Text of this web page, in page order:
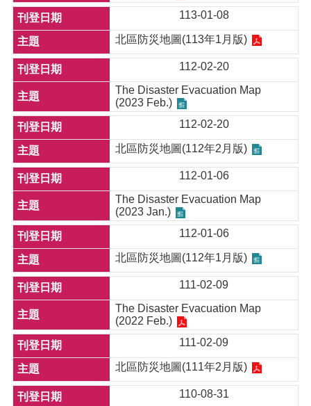
113-01-08
北區防災地圖(113年1月版)
112-02-20
The Disaster Evacuation Map
(2023 Feb.)
112-02-20
北區防災地圖(112年2月版)
112-01-06
The Disaster Evacuation Map
(2023 Jan.)
112-01-06
北區防災地圖(112年1月版)
111-02-09
The Disaster Evacuation Map
(2022 Feb.)
111-02-09
北區防災地圖(111年2月版)
110-08-31